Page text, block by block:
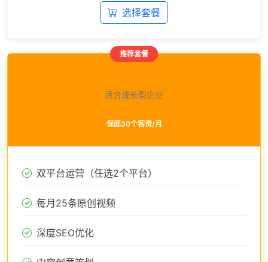
选择套餐
推荐套餐
适合成长型企业
保底30个客资/月
双平台运营（任选2个平台）
每月25条原创视频
深度SEO优化